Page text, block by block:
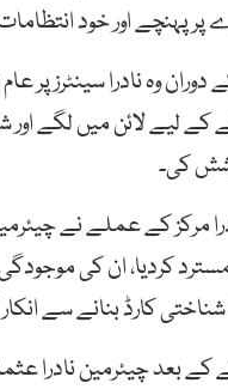
پہنچے اور خود انتظامات
وہ نادرا سینٹرز پر
کے لیے لائن میں لگے
کی۔
مرکز کے عملے نے
کردیا، ان کی
کارڈ بنانے سے انکار
کے بعد چیئرمین نادرا